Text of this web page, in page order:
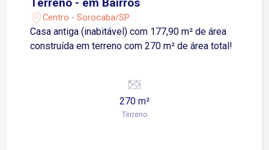
Centro - Sorocaba/SP
Casa antiga (inabitável) com 177,90 m² de área
construída em terreno com 270 m² de área total!
270 m²
Terreno